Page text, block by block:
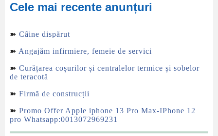
Cele mai recente anunțuri
➽ Câine dispărut
➽ Angajăm infirmiere, femeie de servici
➽ Curățarea coșurilor și centralelor termice și sobelor
de teracotă
➽ Firmă de construcții
➽ Promo Offer Apple iphone 13 Pro Max-IPhone 12
pro Whatsapp:0013072969231